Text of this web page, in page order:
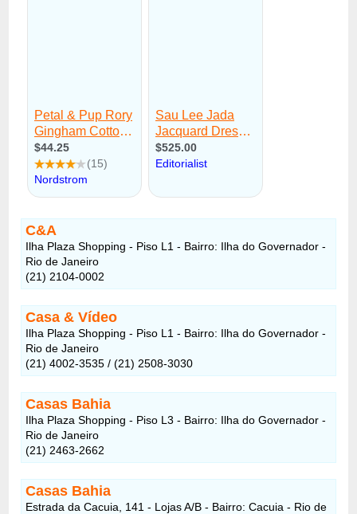
C&A
Ilha Plaza Shopping - Piso L1 - Bairro: Ilha do Governador -
Rio de Janeiro
(21) 2104-0002
Casa & Vídeo
Ilha Plaza Shopping - Piso L1 - Bairro: Ilha do Governador -
Rio de Janeiro
(21) 4002-3535 / (21) 2508-3030
Casas Bahia
Ilha Plaza Shopping - Piso L3 - Bairro: Ilha do Governador -
Rio de Janeiro
(21) 2463-2662
Casas Bahia
Estrada da Cacuia, 141 - Lojas A/B - Bairro: Cacuia - Rio de